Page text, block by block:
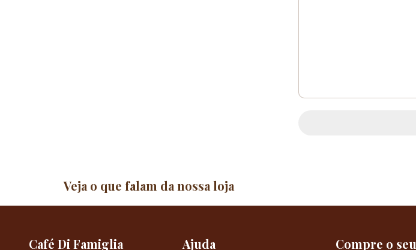
Veja o que falam da nossa loja
Café Di Famiglia Ajuda Compre o seu